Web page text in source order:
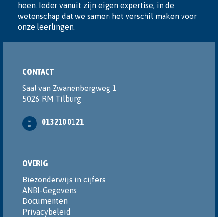
heen. Ieder vanuit zijn eigen expertise, in de
wetenschap dat we samen het verschil maken voor
onze leerlingen.
CONTACT
Saal van Zwanenbergweg 1
5026 RM Tilburg
013 210 01 21
OVERIG
Biezonderwijs in cijfers
ANBI-Gegevens
Documenten
Privacybeleid